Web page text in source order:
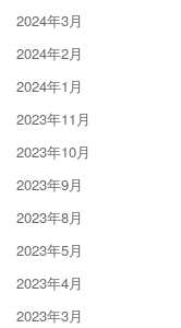
2024年3月
2024年2月
2024年1月
2023年11月
2023年10月
2023年9月
2023年8月
2023年5月
2023年4月
2023年3月